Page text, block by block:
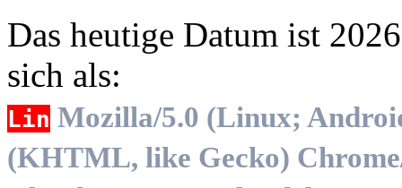
Das heutige Datum ist
sich als:
Lin Mozilla/5.0 (Linux;
(KHTML, like Gecko)